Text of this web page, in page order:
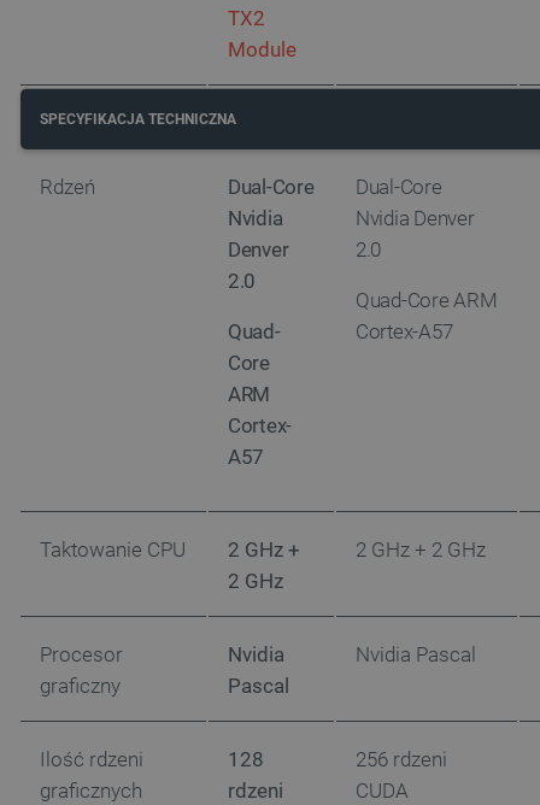
TX2
Module
SPECYFIKACJA TECHNICZNA
Rdzeń
Dual-Core
Nvidia
Denver
2.0
Quad-
Core
ARM
Cortex-
A57
Dual-Core
Nvidia Denver
2.0
Quad-Core ARM
Cortex-A57
Taktowanie CPU
2 GHz +
2 GHz
2 GHz + 2 GHz
Procesor
graficzny
Nvidia
Pascal
Nvidia Pascal
Ilość rdzeni
graficznych
128
rdzeni
256 rdzeni
CUDA